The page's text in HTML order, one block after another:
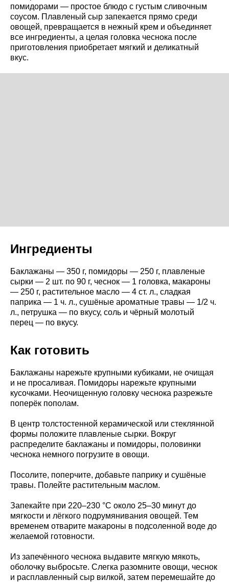
помидорами — простое блюдо с густым сливочным
соусом. Плавленый сыр запекается прямо среди
овощей, превращается в нежный крем и объединяет
все ингредиенты, а целая головка чеснока после
приготовления приобретает мягкий и деликатный
вкус.
Ингредиенты
Баклажаны — 350 г, помидоры — 250 г, плавленые
сырки — 2 шт. по 90 г, чеснок — 1 головка, макароны
— 250 г, растительное масло — 4 ст. л., сладкая
паприка — 1 ч. л., сушёные ароматные травы — 1/2 ч.
л., петрушка — по вкусу, соль и чёрный молотый
перец — по вкусу.
Как готовить
Баклажаны нарежьте крупными кубиками, не очищая
и не просаливая. Помидоры нарежьте крупными
кусочками. Неочищенную головку чеснока разрежьте
поперёк пополам.
В центр толстостенной керамической или стеклянной
формы положите плавленые сырки. Вокруг
распределите баклажаны и помидоры, половинки
чеснока немного погрузите в овощи.
Посолите, поперчите, добавьте паприку и сушёные
травы. Полейте растительным маслом.
Запекайте при 220–230 °C около 25–30 минут до
мягкости и лёгкого подрумянивания овощей. Тем
временем отварите макароны в подсоленной воде до
желаемой готовности.
Из запечённого чеснока выдавите мягкую мякоть,
оболочку выбросьте. Слегка разомните овощи, чеснок
и расплавленный сыр вилкой, затем перемешайте до